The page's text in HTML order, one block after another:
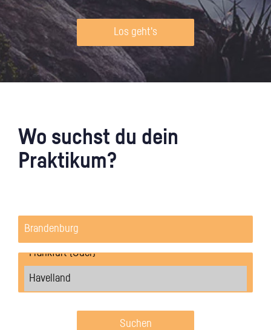
Los geht's
Wo suchst du dein
Praktikum?
Suchen